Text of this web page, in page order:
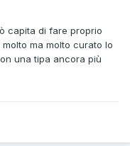
capita di fare proprio
ma molto curato lo
una tipa ancora più